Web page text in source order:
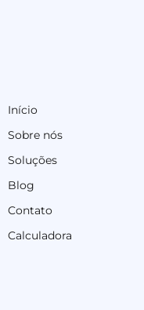
Início
Sobre nós
Soluções
Blog
Contato
Calculadora